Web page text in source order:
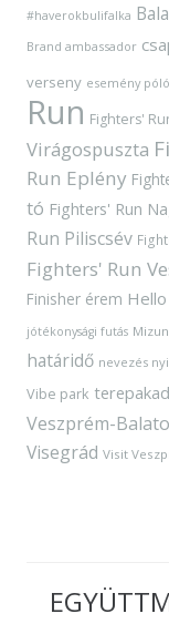
#haverokbulifalka
Brand ambassador
verseny esemény póló
Run Fighters'
Virágospuszta
Run Eplény
tó Fighters' Run
Run Piliscsév
Fighters' Run
Finisher érem
jótékonysági futás
határidő nevezés
Vibe park
Veszprém-
Visegrád Visit